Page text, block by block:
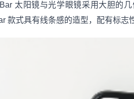
太阳镜与光学眼镜采用大胆的
款式具有线条感的造型，配有标志